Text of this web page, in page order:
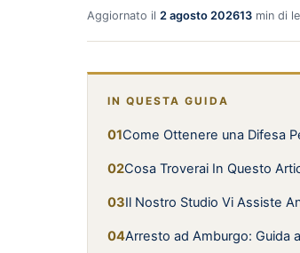
Aggiornato il 2 agosto 202613 min di
IN QUESTA GUIDA
Come Ottenere una Difesa
Cosa Troverai In Questo
Il Nostro Studio Vi Assiste
Arresto ad Amburgo: Guida